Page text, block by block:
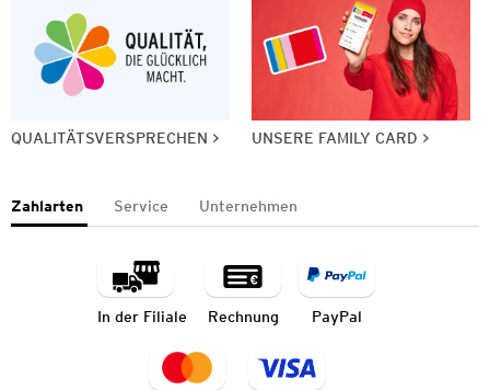
QUALITÄTSVERSPRECHEN UNSERE FAMILY CARD
Zahlarten Service Unternehmen
In der Filiale Rechnung PayPal